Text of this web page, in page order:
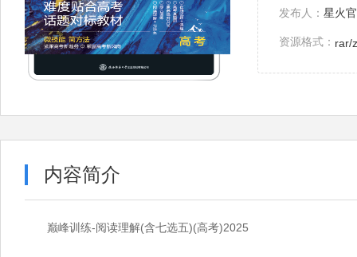
发布人： 星火
资源格式： rar/
内容简介
巅峰训练-阅读理解(含七选五)(高考)2025